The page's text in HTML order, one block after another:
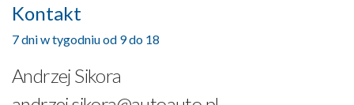
Kontakt
7 dni w tygodniu od 9 do 18
Andrzej Sikora